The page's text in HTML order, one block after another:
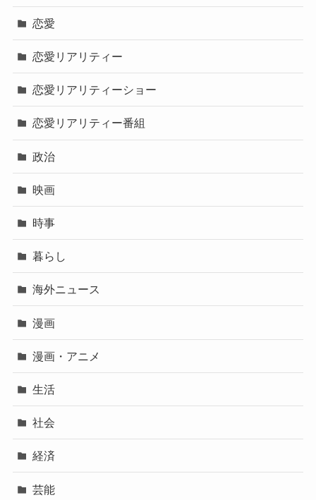
恋愛
恋愛リアリティー
恋愛リアリティーショー
恋愛リアリティー番組
政治
映画
時事
暮らし
海外ニュース
漫画
漫画・アニメ
生活
社会
経済
芸能